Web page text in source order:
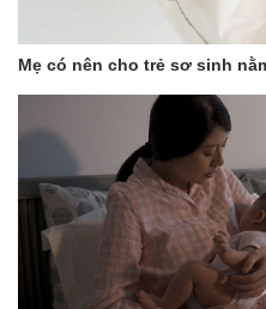
Mẹ có nên cho trẻ sơ sinh